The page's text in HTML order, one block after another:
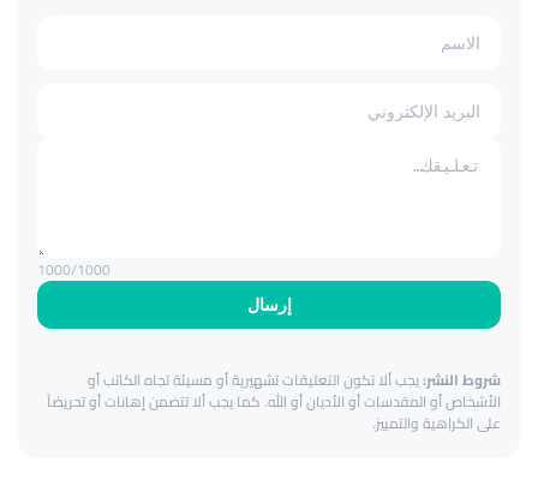
إرسال
1000/1000
شروط النشر:يجب ألا تكون التعليقات تشهيرية أو مسيئة تجاه الكاتب أو
الأشخاص أو المقدسات أو الأديان أو الله. كما يجب ألا تتضمن إهانات أو تحريضاً
على الكراهية والتمييز.